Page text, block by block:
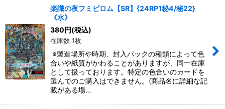
楽識の夜フミビロム【SR】{24RP1秘4/秘22}
《水》
380円(税込)
在庫数 1枚
※製造場所や時期、封入パックの種類によって色
合いや紙質がかわることがありますが、同一在庫
として扱っております。特定の色合いのカードを
選んでのご購入はできません。(商品名に詳細な記
載がある場…